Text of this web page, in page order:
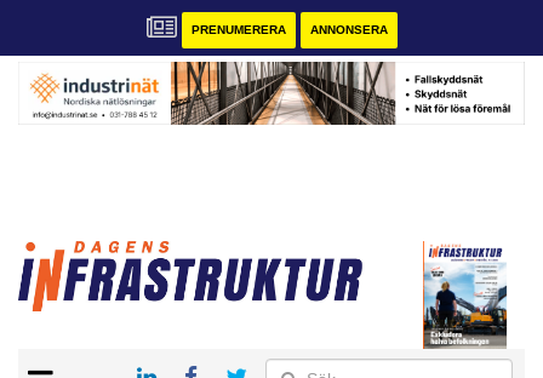
PRENUMERERA ANNONSERA